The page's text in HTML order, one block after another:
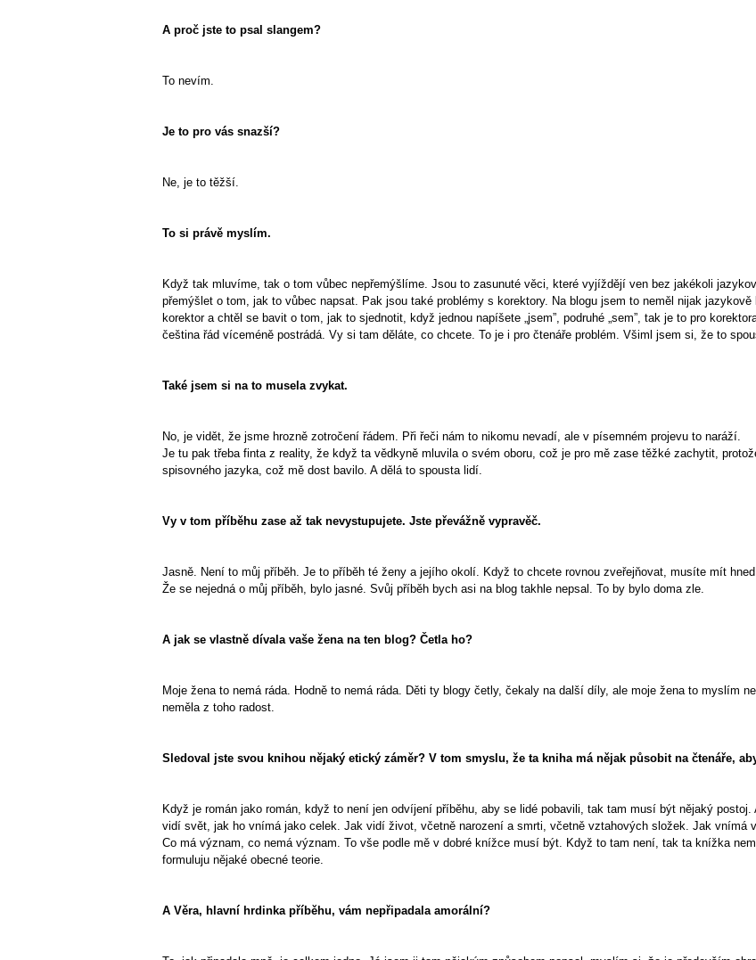
A proč jste to psal slangem?
To nevím.
Je to pro vás snazší?
Ne, je to těžší.
To si právě myslím.
Když tak mluvíme, tak o tom vůbec nepřemýšlíme. Jsou to zasunuté věci, které vyjíždějí ven bez jakékoli
přemýšlet o tom, jak to vůbec napsat. Pak jsou také problémy s korektory. Na blogu jsem to neměl nijak
korektor a chtěl se bavit o tom, jak to sjednotit, když jednou napíšete „jsem”, podruhé „sem”, tak je to pro
čeština řád víceméně postrádá. Vy si tam děláte, co chcete. To je i pro čtenáře problém. Všiml jsem si, že to
Také jsem si na to musela zvykat.
No, je vidět, že jsme hrozně zotročení řádem. Při řeči nám to nikomu nevadí, ale v písemném projevu to naráží.
Je tu pak třeba finta z reality, že když ta vědkyně mluvila o svém oboru, což je pro mě zase těžké zachytit,
spisovného jazyka, což mě dost bavilo. A dělá to spousta lidí.
Vy v tom příběhu zase až tak nevystupujete. Jste převážně vypravěč.
Jasně. Není to můj příběh. Je to příběh té ženy a jejího okolí. Když to chcete rovnou zveřejňovat, musíte mít
Že se nejedná o můj příběh, bylo jasné. Svůj příběh bych asi na blog takhle nepsal. To by bylo doma zle.
A jak se vlastně dívala vaše žena na ten blog? Četla ho?
Moje žena to nemá ráda. Hodně to nemá ráda. Děti ty blogy četly, čekaly na další díly, ale moje žena to myslím
neměla z toho radost.
Sledoval jste svou knihou nějaký etický záměr? V tom smyslu, že ta kniha má nějak působit na čtenáře,
Když je román jako román, když to není jen odvíjení příběhu, aby se lidé pobavili, tak tam musí být nějaký
vidí svět, jak ho vnímá jako celek. Jak vidí život, včetně narození a smrti, včetně vztahových složek. Jak vnímá
Co má význam, co nemá význam. To vše podle mě v dobré knížce musí být. Když to tam není, tak ta knížka
formuluju nějaké obecné teorie.
A Věra, hlavní hrdinka příběhu, vám nepřipadala amorální?